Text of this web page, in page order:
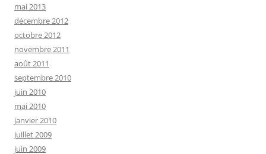
mai 2013
décembre 2012
octobre 2012
novembre 2011
août 2011
septembre 2010
juin 2010
mai 2010
janvier 2010
juillet 2009
juin 2009